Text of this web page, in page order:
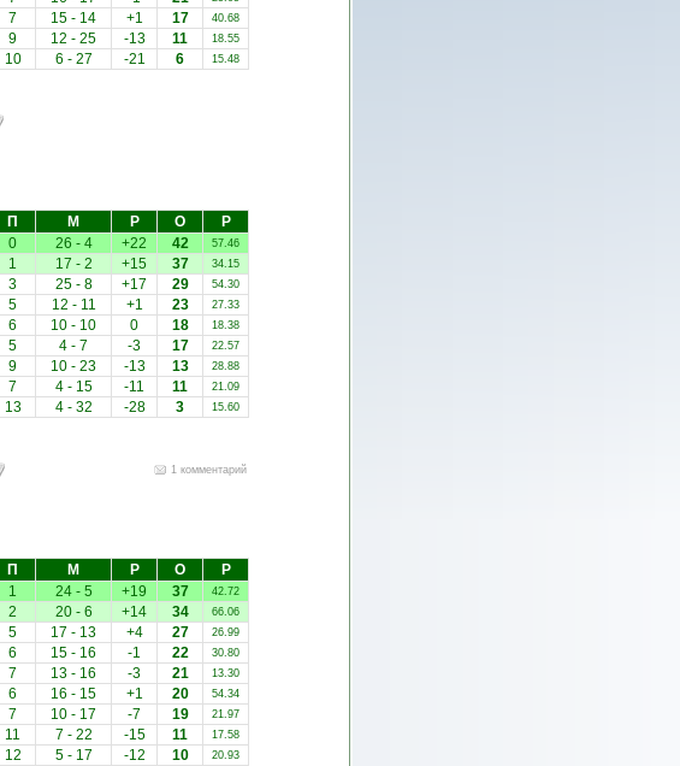
7 15 - 14 +1 17 40.68
9 12 - 25 -13 11 18.55
10 6 - 27 -21 6 15.48
П М Р О
Р
0 26 - 4 +22 42 57.46
1 17 - 2 +15 37 34.15
3 25 - 8 +17 29 54.30
5 12 - 11 +1 23 27.33
6 10 - 10 0 18 18.38
5 4 - 7 -3 17 22.57
9 10 - 23 -13 13 28.88
7 4 - 15 -11 11 21.09
13 4 - 32 -28 3 15.60
1 комментарий
П М Р О
Р
1 24 - 5 +19 37 42.72
2 20 - 6 +14 34 66.06
5 17 - 13 +4 27 26.99
6 15 - 16 -1 22 30.80
7 13 - 16 -3 21 13.30
6 16 - 15 +1 20 54.34
7 10 - 17 -7 19 21.97
11 7 - 22 -15 11 17.58
12 5 - 17 -12 10 20.93